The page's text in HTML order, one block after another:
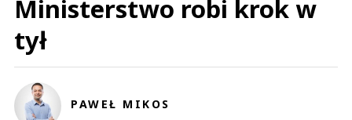
Nie znaleziono komentarzy
Zostaw swoje komentarze
Ministerstwo robi krok w
tył
PAWEŁ MIKOS